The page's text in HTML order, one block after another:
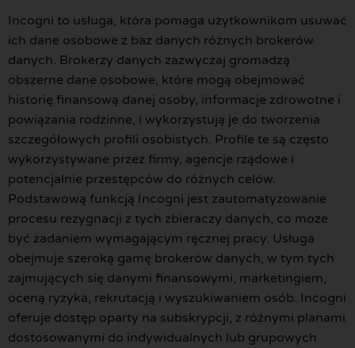
Incogni to usługa, która pomaga użytkownikom usuwać
ich dane osobowe z baz danych różnych brokerów
danych. Brokerzy danych zazwyczaj gromadzą
obszerne dane osobowe, które mogą obejmować
historię finansową danej osoby, informacje zdrowotne i
powiązania rodzinne, i wykorzystują je do tworzenia
szczegółowych profili osobistych. Profile te są często
wykorzystywane przez firmy, agencje rządowe i
potencjalnie przestępców do różnych celów.
Podstawową funkcją Incogni jest zautomatyzowanie
procesu rezygnacji z tych zbieraczy danych, co może
być zadaniem wymagającym ręcznej pracy. Usługa
obejmuje szeroką gamę brokerów danych, w tym tych
zajmujących się danymi finansowymi, marketingiem,
oceną ryzyka, rekrutacją i wyszukiwaniem osób. Incogni
oferuje dostęp oparty na subskrypcji, z różnymi planami
dostosowanymi do indywidualnych lub grupowych